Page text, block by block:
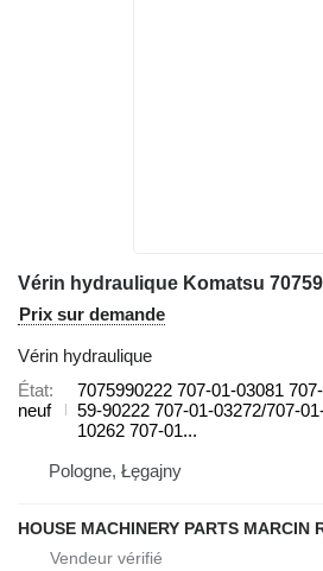
Prix sur demande
Vérin hydraulique
État
neuf
7075990222 707-01-03081
59-90222 707-01-03272/707-
10262 707-01...
Pologne, Łęgajny
HOUSE MACHINERY PARTS MARCIN